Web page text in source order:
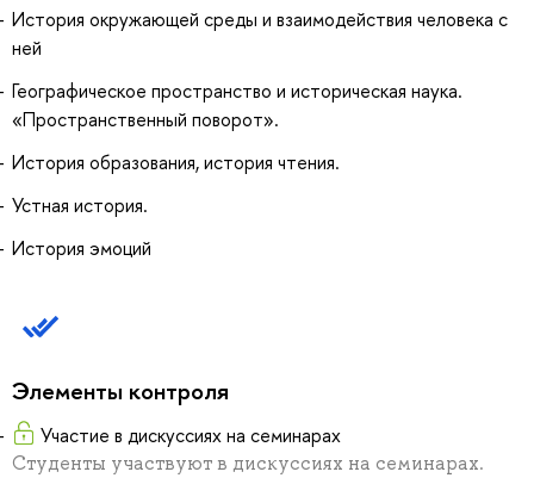
История окружающей среды и взаимодействия человека с
ней
Географическое пространство и историческая наука.
«Пространственный поворот».
История образования, история чтения.
Устная история.
История эмоций
Элементы контроля
Участие в дискуссиях на семинарах
Студенты участвуют в дискуссиях на семинарах.